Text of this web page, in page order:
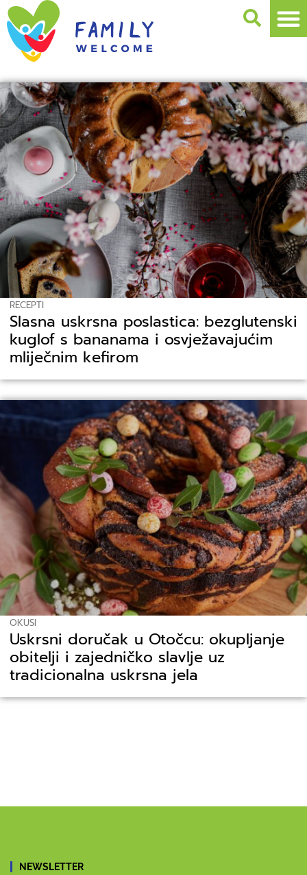
RECEPTI
Slasna uskrsna poslastica: bezglutenski
kuglof s bananama i osvježavajućim
mliječnim kefirom
OKUSI
Uskrsni doručak u Otočcu: okupljanje
obitelji i zajedničko slavlje uz
tradicionalna uskrsna jela
NEWSLETTER